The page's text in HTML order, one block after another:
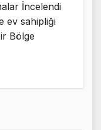
İncelendi
ev sahipliği
Bölge